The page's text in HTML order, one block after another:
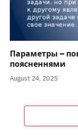
Параметры –
поясненнями
August 24, 2025